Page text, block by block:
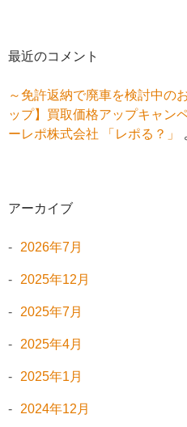
最近のコメント
～免許返納で廃車を検討中の
ップ】買取価格アップキャン
ーレポ株式会社 「レポる？」
アーカイブ
2026年7月
2025年12月
2025年7月
2025年4月
2025年1月
2024年12月